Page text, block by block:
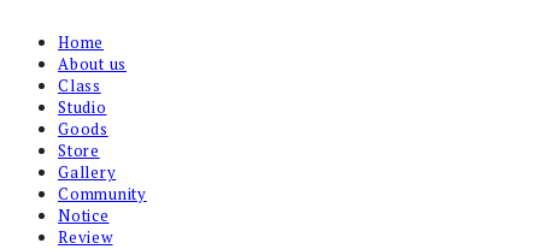
Home
About us
Class
Studio
Goods
Store
Gallery
Community
Notice
Review